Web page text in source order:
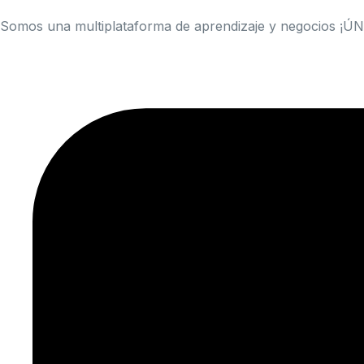
Somos una multiplataforma de aprendizaje y negocios